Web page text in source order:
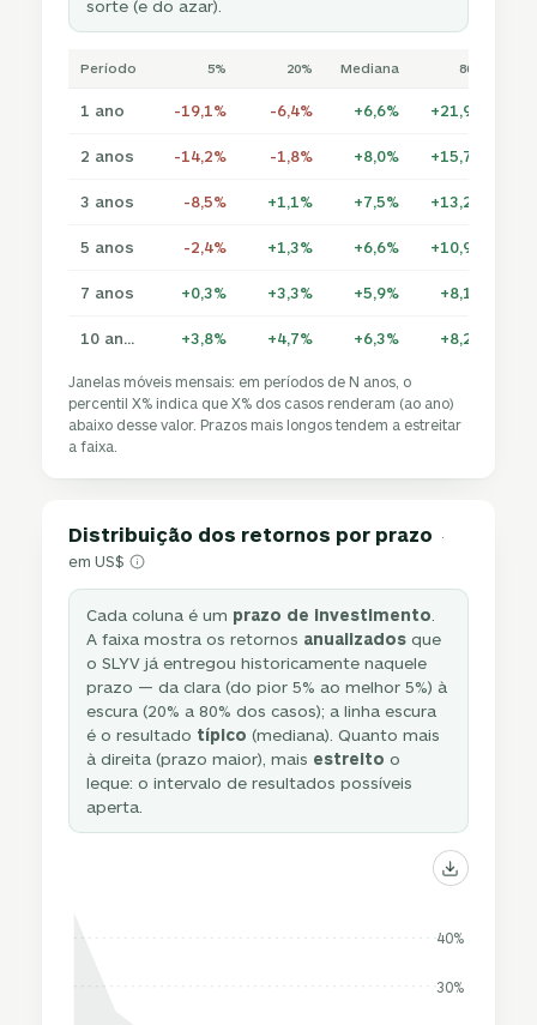
sorte (e do azar).
Período 5% 20% Mediana 80%
1 ano -19,1% -6,4% +6,6% +21,9%
2 anos -14,2% -1,8% +8,0% +15,7%
3 anos -8,5% +1,1% +7,5% +13,2%
5 anos -2,4% +1,3% +6,6% +10,9%
7 anos +0,3% +3,3% +5,9% +8,1%
10 anos +3,8% +4,7% +6,3% +8,2%
Janelas móveis mensais: em períodos de N anos, o
percentil X% indica que X% dos casos renderam (ao ano)
abaixo desse valor. Prazos mais longos tendem a estreitar
a faixa.
Distribuição dos retornos por prazo ·
em US$
Cada coluna é um prazo de investimento
A faixa mostra os retornos anualizados que
o SLYV já entregou historicamente naquele
prazo — da clara (do pior 5% ao melhor 5%) à
escura (20% a 80% dos casos); a linha escura
é o resultado típico (mediana). Quanto mais
à direita (prazo maior), mais estreito o
leque: o intervalo de resultados possíveis
aperta.
30%
40%